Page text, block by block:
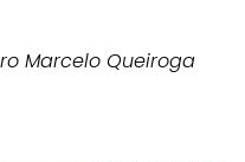
Marcelo Queiroga